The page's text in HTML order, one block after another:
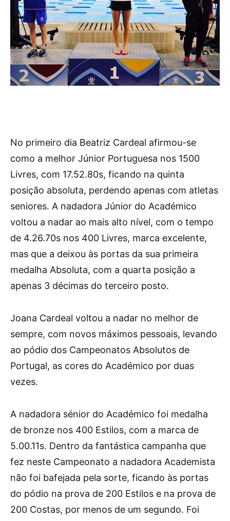
No primeiro dia Beatriz Cardeal afirmou-se
como a melhor Júnior Portuguesa nos 1500
Livres, com 17.52.80s, ficando na quinta
posição absoluta, perdendo apenas com atletas
seniores. A nadadora Júnior do Académico
voltou a nadar ao mais alto nível, com o tempo
de 4.26.70s nos 400 Livres, marca excelente,
mas que a deixou às portas da sua primeira
medalha Absoluta, com a quarta posição a
apenas 3 décimas do terceiro posto.
Joana Cardeal voltou a nadar no melhor de
sempre, com novos máximos pessoais, levando
ao pódio dos Campeonatos Absolutos de
Portugal, as cores do Académico por duas
vezes.
A nadadora sénior do Académico foi medalha
de bronze nos 400 Estilos, com a marca de
5.00.11s. Dentro da fantástica campanha que
fez neste Campeonato a nadadora Academista
não foi bafejada pela sorte, ficando às portas
do pódio na prova de 200 Estilos e na prova de
200 Costas, por menos de um segundo. Foi